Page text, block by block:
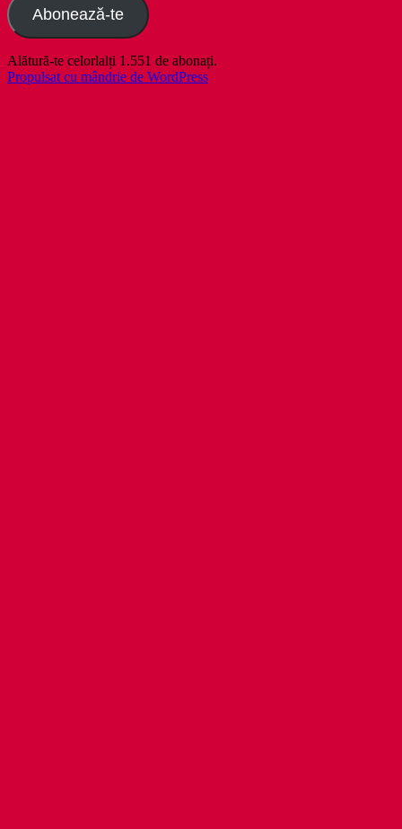
Abonează-te
Alătură-te celorlalți 1.551 de abonați.
Propulsat cu mândrie de WordPress